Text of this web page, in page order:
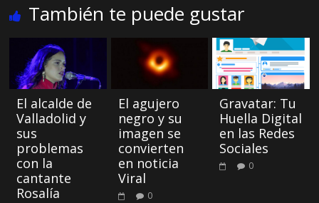
También te puede gustar
El alcalde de
Valladolid y
sus
problemas
con la
cantante
Rosalía
El agujero
negro y su
imagen se
convierten
en noticia
Viral
0
Gravatar: Tu
Huella Digital
en las Redes
Sociales
0